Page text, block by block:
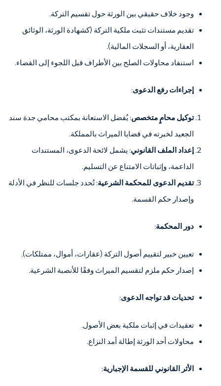
وجود خلاف حقيقي بين الورثة حول تقسيم التركة.
تقديم مستندات تثبت ملكية التركة (كشهادة الورثة، الوثائق
العقارية، أو السجلات المالية).
استنفاد محاولات الصلح بين الأطراف قبل اللجوء إلى القضاء.
إجراءات رفع الدعوى:
توكيل محامٍ متخصص: يُفضل الاستعانة بمكتب محامي جدة سند
الجعيد لخبرته في قضايا الميراث بالمملكة.
إعداد الملف القانوني: يشمل لائحة الدعوى، المستندات
الداعمة، وإثباتات الامتناع عن التسليم.
تقديم الدعوى للمحكمة الشرعية: تُحدد جلسات للنظر في الأدلة
وإصدار حكم القسمة.
دور المحكمة:
تعيين خبير لتقييم أصول التركة (عقارات، أموال، ممتلكات).
إصدار حكم ملزم لتقسيم الميراث وفقًا للأنصبة الشرعية.
تحديات قد تواجه الدعوى:
تعقيدات في إثبات ملكية بعض الأصول.
محاولات أحد الورثة إطالة أمد النزاع.
الأثر القانوني للقسمة الإجبارية: